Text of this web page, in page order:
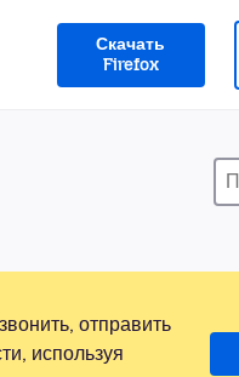
Скачать
Firefox
отправить
используя